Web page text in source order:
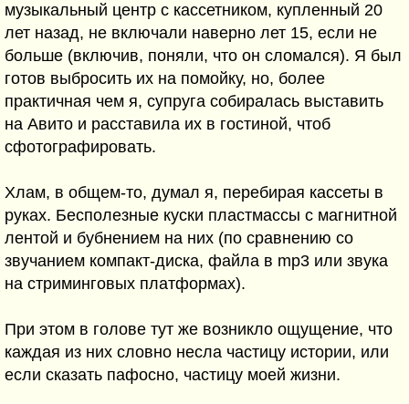
музыкальный центр с кассетником, купленный 20
лет назад, не включали наверно лет 15, если не
больше (включив, поняли, что он сломался). Я был
готов выбросить их на помойку, но, более
практичная чем я, супруга собиралась выставить
на Авито и расставила их в гостиной, чтоб
сфотографировать.
Хлам, в общем-то, думал я, перебирая кассеты в
руках. Бесполезные куски пластмассы с магнитной
лентой и бубнением на них (по сравнению со
звучанием компакт-диска, файла в mp3 или звука
на стриминговых платформах).
При этом в голове тут же возникло ощущение, что
каждая из них словно несла частицу истории, или
если сказать пафосно, частицу моей жизни.